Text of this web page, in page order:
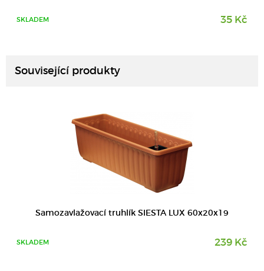
SKLADEM 35 Kč
Související produkty
Samozavlažovací truhlík SIESTA LUX 60x20x19
SKLADEM 239 Kč